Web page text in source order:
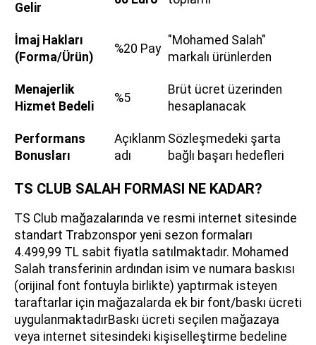
Gelir
İmaj Hakları
(Forma/Ürün)
%20 Pay
"Mohamed Salah"
markalı ürünlerden
Menajerlik
Hizmet Bedeli
%5
Brüt ücret üzerinden
hesaplanacak
Performans
Bonusları
Açıklanm
adı
Sözleşmedeki şarta
bağlı başarı hedefleri
TS CLUB SALAH FORMASI NE KADAR?
TS Club mağazalarında ve resmi internet sitesinde
standart Trabzonspor yeni sezon formaları
4.499,99 TL sabit fiyatla satılmaktadır. Mohamed
Salah transferinin ardından isim ve numara baskısı
(orijinal font fontuyla birlikte) yaptırmak isteyen
taraftarlar için mağazalarda ek bir font/baskı ücreti
uygulanmaktadırBaskı ücreti seçilen mağazaya
veya internet sitesindeki kişiselleştirme bedeline